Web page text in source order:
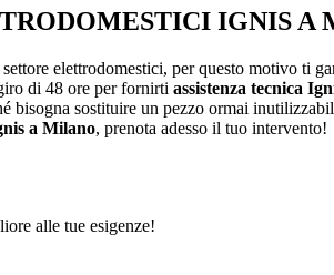
IGNIS A
elettrodomestici, per questo motivo ti
di 48 ore per fornirti assistenza tecnica
bisogna sostituire un pezzo ormai
a Milano, prenota adesso il tuo intervento!
alle tue esigenze!